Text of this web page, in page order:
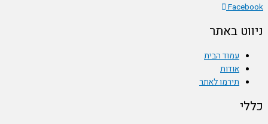
באתר
עמוד הבית
אודות
תירמו לאתר